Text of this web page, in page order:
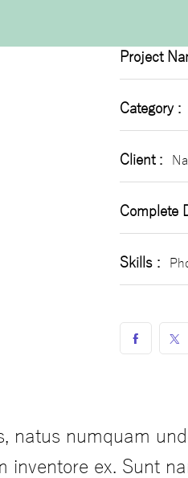
Project
Category :
Client :
Complete
Skills :
natus numquam
inventore ex. Sunt